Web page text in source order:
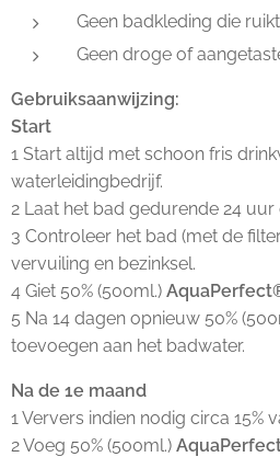
Geen badkleding die
Geen droge of
Gebruiksaanwijzing:
Start
1 Start altijd met schoon fris
waterleidingbedrijf.
2 Laat het bad gedurende 24
3 Controleer het bad (met de
vervuiling en bezinksel.
4 Giet 50% (500ml.)
5 Na 14 dagen opnieuw 50%
toevoegen aan het badwater.
Na de 1e maand
1 Ververs indien nodig circa 15%
2 Voeg 50% (500ml.)